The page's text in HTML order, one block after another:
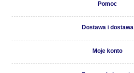
Pomoc
Dostawa i dostawa
Moje konto